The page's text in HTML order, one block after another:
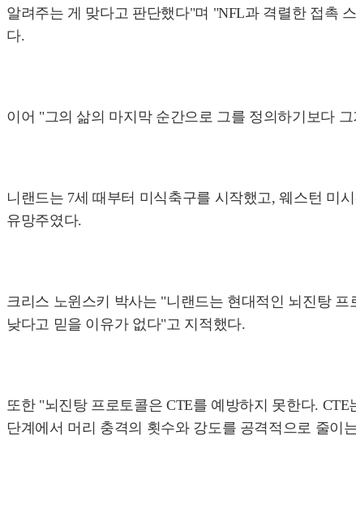
알려주는 게 맞다고 판단했다"며 "NFL과 격렬한 접촉
다.
이어 "그의 삶의 마지막 순간으로 그를 정의하기보다
니랜드는 7세 때부터 미식축구를 시작했고, 웨스턴 미
유망주였다.
크리스 노윈스키 박사는 "니랜드는 현대적인 뇌진탕
낮다고 믿을 이유가 없다"고 지적했다.
또한 "뇌진탕 프로토콜은 CTE를 예방하지 못한다.
단계에서 머리 충격의 횟수와 강도를 공격적으로 줄이